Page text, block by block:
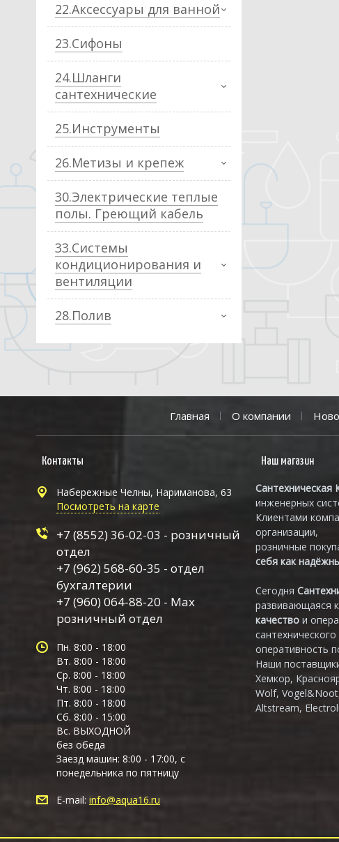
22.Аксессуары для ванной
23.Сифоны
24.Шланги
сантехнические
25.Инструменты
26.Метизы и крепеж
30.Электрические теплые
полы. Греющий кабель
33.Системы
кондиционирования и
вентиляции
28.Полив
Главная О компании
Контакты
Набережные Челны, Нариманова, 63
Посмотреть на карте
+7 (8552) 36-02-03 - розничный
отдел
+7 (962) 568-60-35 - отдел
бухгалтерии
+7 (960) 064-88-20 - Max
розничный отдел
Пн. 8:00 - 18:00
Вт. 8:00 - 18:00
Ср. 8:00 - 18:00
Чт. 8:00 - 18:00
Пт. 8:00 - 18:00
Сб. 8:00 - 15:00
Вс. ВЫХОДНОЙ
без обеда
Заезд машин: 8:00 - 17:00, с
понедельника по пятницу
E-mail: info@aqua16.ru
Наш магазин
инженерных
Клиентами
организации,
розничные
себя как
Сегодня
развивающаяся
качество и
оперативность
Наши
Хемкор,
Wolf,
Altstream,